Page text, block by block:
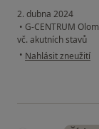
2. dubna 2024
• G-CENTRUM
vč. akutních stavů
• podle názoru
Nahlásit zneužití